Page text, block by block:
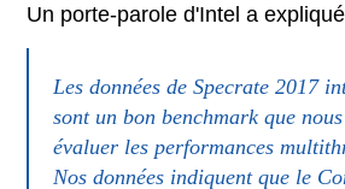
Un porte-parole d'Intel a
Les données de Specrate 2017
sont un bon benchmark que
évaluer les performances
Nos données indiquent que le